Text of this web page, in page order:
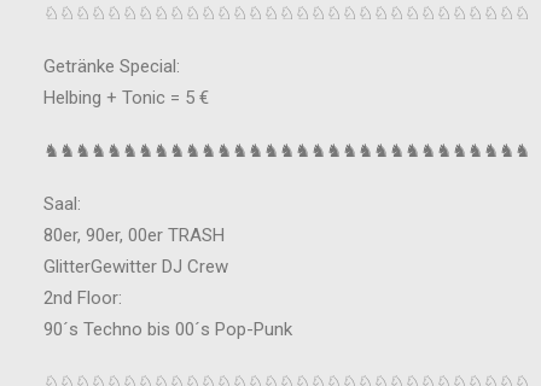
♘♘♘♘♘♘♘♘♘♘♘♘♘♘♘♘♘♘♘♘♘♘♘♘♘♘♘♘♘♘♘
Getränke Special:
Helbing + Tonic = 5 €
♞♞♞♞♞♞♞♞♞♞♞♞♞♞♞♞♞♞♞♞♞♞♞♞♞♞♞♞♞♞♞
Saal:
80er, 90er, 00er TRASH
GlitterGewitter DJ Crew
2nd Floor:
90´s Techno bis 00´s Pop-Punk